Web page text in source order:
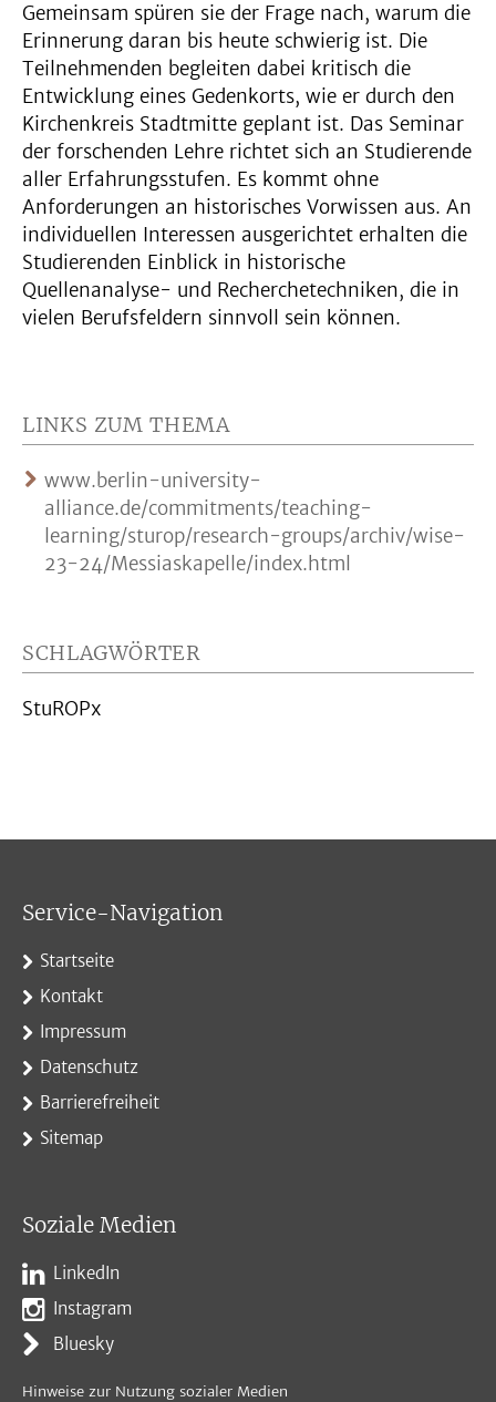
Gemeinsam spüren sie der Frage nach, warum die
Erinnerung daran bis heute schwierig ist. Die
Teilnehmenden begleiten dabei kritisch die
Entwicklung eines Gedenkorts, wie er durch den
Kirchenkreis Stadtmitte geplant ist. Das Seminar
der forschenden Lehre richtet sich an Studierende
aller Erfahrungsstufen. Es kommt ohne
Anforderungen an historisches Vorwissen aus. An
individuellen Interessen ausgerichtet erhalten die
Studierenden Einblick in historische
Quellenanalyse- und Recherchetechniken, die in
vielen Berufsfeldern sinnvoll sein können.
LINKS ZUM THEMA
www.berlin-university-
alliance.de/commitments/teaching-
learning/sturop/research-groups/archiv/wise-
23-24/Messiaskapelle/index.html
SCHLAGWÖRTER
StuROPx
Service-Navigation
Startseite
Kontakt
Impressum
Datenschutz
Barrierefreiheit
Sitemap
Soziale Medien
LinkedIn
Instagram
Bluesky
Hinweise zur Nutzung sozialer Medien